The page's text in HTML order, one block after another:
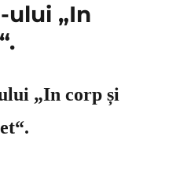
ului „In
„In corp și